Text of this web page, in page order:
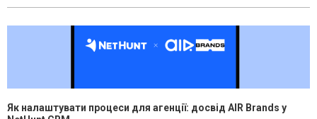
Як налаштувати процеси для агенції: досвід AIR Brands у